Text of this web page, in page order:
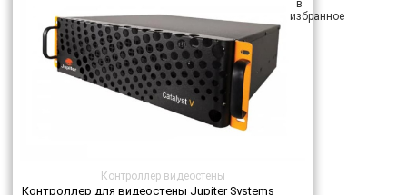
Контроллер видеостены
Контроллер для видеостены Jupiter Systems